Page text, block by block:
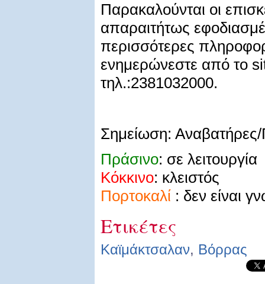
Παρακαλούνται οι
απαραιτήτως
περισσότερες
ενημερώνεστε από το
τηλ.:2381032000.
Σημείωση: Αναβατήρες/
Πράσινο: σε λειτουργία
Κόκκινο: κλειστός
Πορτοκαλί : δεν είναι
Ετικέτες
Καϊμάκτσαλαν, Βόρρας